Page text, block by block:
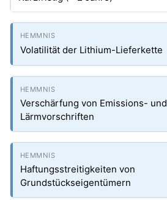
Volatilität der Lithium-Lieferkette
Verschärfung von Emissions- und
Lärmvorschriften
Haftungsstreitigkeiten von
Grundstückseigentümern